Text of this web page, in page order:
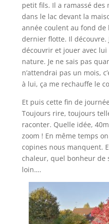
petit fils. Il a ramassé des
dans le lac devant la
année coulent au fond de
dernier flotte. Il découvre.
découvrir et jouer avec
nature. Je ne sais pas
n’attendrai pas un mois,
à lui, ça me rechauffe le
Et puis cette fin de
Toujours rire, toujours
raconter. Quelle idée,
zoom ! En même temps
copines nous manquent.
chaleur, quel bonheur de
loin….